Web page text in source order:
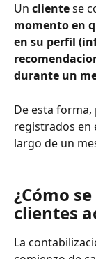
Un cliente se
momento en
en su perfil
durante un
De esta forma,
registrados en
largo de un
¿Cómo
clientes
La